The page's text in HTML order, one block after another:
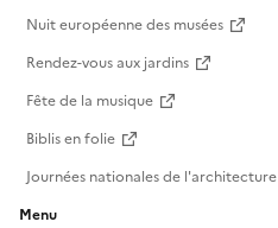
Nuit européenne des musées
Rendez-vous aux jardins
Fête de la musique
Biblis en folie
Journées nationales de l'architecture
Menu